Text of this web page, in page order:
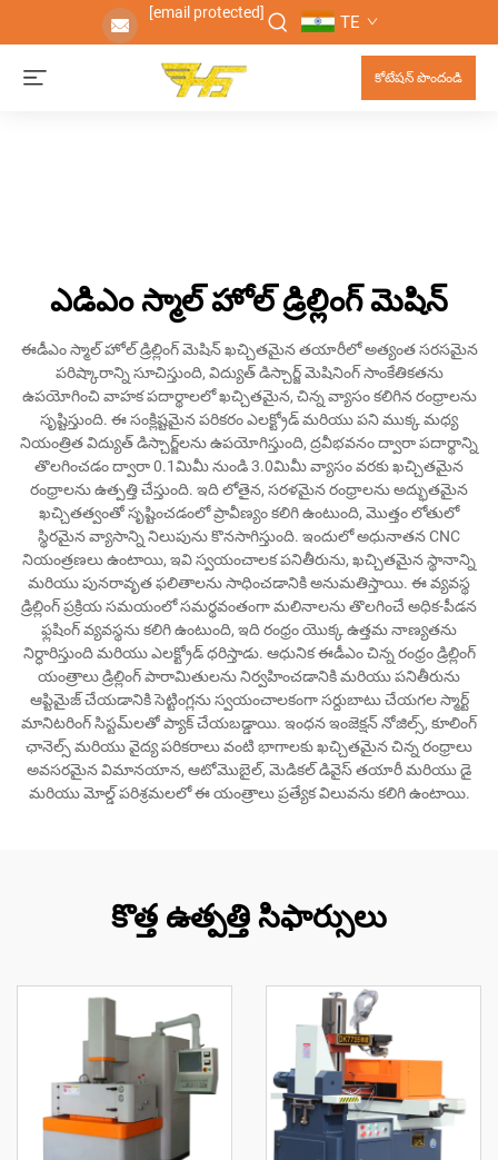
[email protected] TE
కోటేషన్ పొందండి
ఎడిఎం స్మాల్ హోల్ డ్రిల్లింగ్ మెషిన్
ఈడీఎం స్మాల్ హోల్ డ్రిల్లింగ్ మెషిన్ ఖచ్చితమైన తయారీలో అత్యంత సరసమైన
పరిష్కారాన్ని సూచిస్తుంది, విద్యుత్ డిస్చార్జ్ మెషినింగ్ సాంకేతికతను
ఉపయోగించి వాహక పదార్థాలలో ఖచ్చితమైన, చిన్న వ్యాసం కలిగిన రంధ్రాలను
సృష్టిస్తుంది. ఈ సంక్లిష్టమైన పరికరం ఎలక్ట్రోడ్ మరియు పని ముక్క మధ్య
నియంత్రిత విద్యుత్ డిస్చార్జ్‌లను ఉపయోగిస్తుంది, ద్రవీభవనం ద్వారా పదార్థాన్ని
తొలగించడం ద్వారా 0.1మిమీ నుండి 3.0మిమీ వ్యాసం వరకు ఖచ్చితమైన
రంధ్రాలను ఉత్పత్తి చేస్తుంది. ఇది లోతైన, సరళమైన రంధ్రాలను అద్భుతమైన
ఖచ్చితత్వంతో సృష్టించడంలో ప్రావీణ్యం కలిగి ఉంటుంది, మొత్తం లోతులో
స్థిరమైన వ్యాసాన్ని నిలుపును కొనసాగిస్తుంది. ఇందులో అధునాతన CNC
నియంత్రణలు ఉంటాయి, ఇవి స్వయంచాలక పనితీరును, ఖచ్చితమైన స్థానాన్ని
మరియు పునరావృత ఫలితాలను సాధించడానికి అనుమతిస్తాయి. ఈ వ్యవస్థ
డ్రిల్లింగ్ ప్రక్రియ సమయంలో సమర్థవంతంగా మలినాలను తొలగించే అధిక-పీడన
ఫ్లషింగ్ వ్యవస్థను కలిగి ఉంటుంది, ఇది రంధ్రం యొక్క ఉత్తమ నాణ్యతను
నిర్ధారిస్తుంది మరియు ఎలక్ట్రోడ్ ధరిస్తాడు. ఆధునిక ఈడీఎం చిన్న రంధ్రం డ్రిల్లింగ్
యంత్రాలు డ్రిల్లింగ్ పారామితులను నిర్వహించడానికి మరియు పనితీరును
ఆప్టిమైజ్ చేయడానికి సెట్టింగ్లను స్వయంచాలకంగా సర్దుబాటు చేయగల స్మార్ట్
మానిటరింగ్ సిస్టమ్‌లతో ప్యాక్ చేయబడ్డాయి. ఇంధన ఇంజెక్షన్ నోజిల్స్, కూలింగ్
ఛానెల్స్ మరియు వైద్య పరికరాలు వంటి భాగాలకు ఖచ్చితమైన చిన్న రంధ్రాలు
అవసరమైన విమానయాన, ఆటోమొబైల్, మెడికల్ డివైస్ తయారీ మరియు డై
మరియు మోల్డ్ పరిశ్రమలలో ఈ యంత్రాలు ప్రత్యేక విలువను కలిగి ఉంటాయి.
కొత్త ఉత్పత్తి సిఫార్సులు